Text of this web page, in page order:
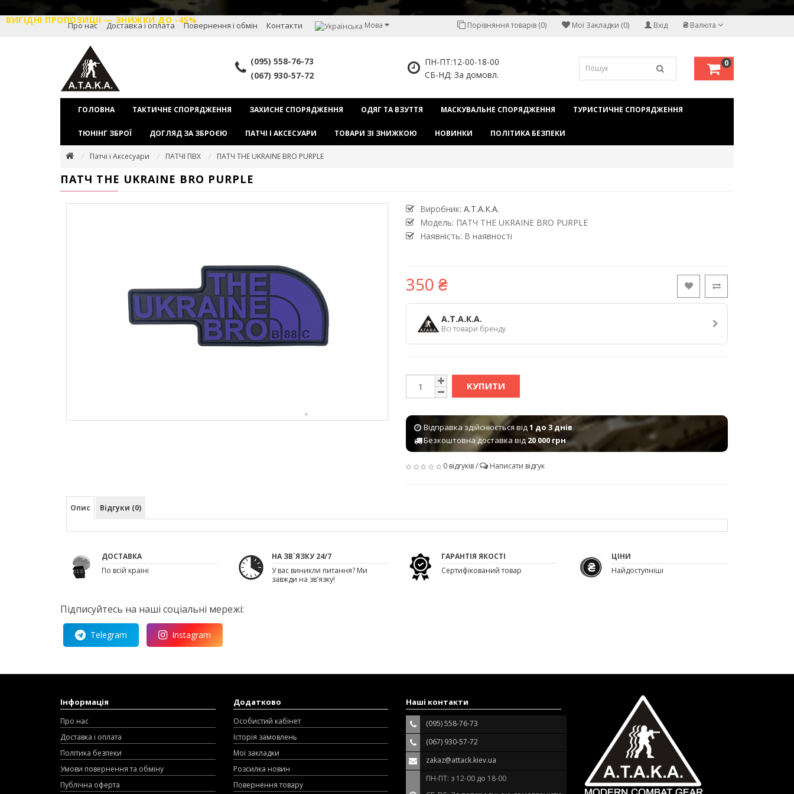
ВИГІДНІ ПРОПОЗИЦІІ — ЗНИЖКИ ДО -45%
Про нас Доставка і оплата Повернення і обмін Контакти ₴ Валюта
Мова Вхід
Мої Закладки (0)
Порівняння товарів (0)
(095) 558-76-73
(067) 930-57-72
ПН-ПТ:12-00-18-00
СБ-НД: За домовл.
0
ГОЛОВНА ТАКТИЧНЕ СПОРЯДЖЕННЯ ЗАХИСНЕ СПОРЯДЖЕННЯ ОДЯГ ТА ВЗУТТЯ МАСКУВАЛЬНЕ СПОРЯДЖЕННЯ ТУРИСТИЧНЕ СПОРЯДЖЕННЯ
ТЮНІНГ ЗБРОЇ ДОГЛЯД ЗА ЗБРОЄЮ ПАТЧІ І АКСЕСУАРИ ТОВАРИ ЗІ ЗНИЖКОЮ НОВИНКИ ПОЛІТИКА БЕЗПЕКИ
Патчі і Аксесуари ПАТЧІ ПВХ ПАТЧ THE UKRAINE BRO PURPLE
ПАТЧ THE UKRAINE BRO PURPLE
Виробник: А.Т.А.К.А.
Модель: ПАТЧ THE UKRAINE BRO PURPLE
Наявність: В наявності
350 ₴
А.Т.А.К.А.
Всі товари бренду
КУПИТИ
Відправка здійснюється від1 до 3 днів
Безкоштовна доставка від 20 000 грн
0 відгуків/ Написати відгук
Опис Відгуки (0)
ДОСТАВКА
По всій країні
НА ЗВ`ЯЗКУ 24/7
У вас виникли питання? Ми
завжди на зв'язку!
ГАРАНТІЯ ЯКОСТІ
Сертифікований товар
ЦІНИ
Найдоступніші
Підписуйтесь на наші соціальні мережі:
Telegram Instagram
Інформація
Про нас
Доставка і оплата
Політика безпеки
Умови повернення та обміну
Публічна оферта
Додатково
Особистий кабінет
Історія замовлень
Мої закладки
Розсилка новин
Повернення товару
Наші контакти
(095) 558-76-73
(067) 930-57-72
zakaz@attack.kiev.ua
ПН-ПТ: з 12-00 до 18-00